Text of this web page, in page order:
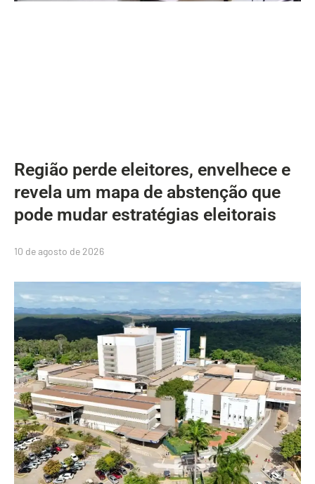
Região perde eleitores, envelhece e
revela um mapa de abstenção que
pode mudar estratégias eleitorais
10 de agosto de 2026